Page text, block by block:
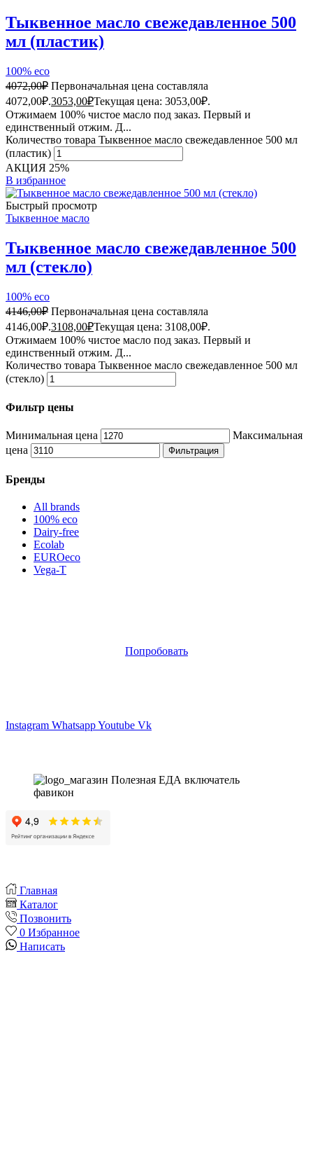
Тыквенное масло свежедавленное 500
мл (пластик)
100% eco
4072,00₽ Первоначальная цена составляла
4072,00₽.3053,00₽Текущая цена: 3053,00₽.
Отжимаем 100% чистое масло под заказ. Первый и
единственный отжим. Д...
Количество товара Тыквенное масло свежедавленное 500 мл
(пластик)
АКЦИЯ 25%
В избранное
Быстрый просмотр
Тыквенное масло
Тыквенное масло свежедавленное 500
мл (стекло)
100% eco
4146,00₽ Первоначальная цена составляла
4146,00₽.3108,00₽Текущая цена: 3108,00₽.
Отжимаем 100% чистое масло под заказ. Первый и
единственный отжим. Д...
Количество товара Тыквенное масло свежедавленное 500 мл
(стекло)
Фильтр цены
Минимальная цена
Максимальная
цена
Фильтрация
Бренды
All brands
100% eco
Dairy-free
Ecolab
EUROeco
Vega-T
Попробовать
Instagram WhatsappYoutube Vk
Главная
Каталог
Позвонить
0 Избранное
Написать